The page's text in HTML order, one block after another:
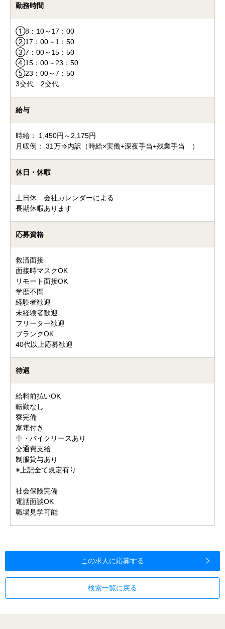
勤務時間
①8：10～17：00
②17：00～1：50
③7：00～15：50
④15：00～23：50
⑤23：00～7：50
3交代 2交代
給与
時給： 1,450円～2,175円
月収例： 31万⇒内訳（時給×実働+深夜手当+残業手当 ）
休日・休暇
土日休 会社カレンダーによる
長期休暇あります
応募資格
救済面接
面接時マスクOK
リモート面接OK
学歴不問
経験者歓迎
未経験者歓迎
フリーター歓迎
ブランクOK
40代以上応募歓迎
待遇
給料前払いOK
転勤なし
寮完備
家電付き
車・バイクリースあり
交通費支給
制服貸与あり
※上記全て規定有り
社会保険完備
電話面談OK
職場見学可能
この求人に応募する
検索一覧に戻る